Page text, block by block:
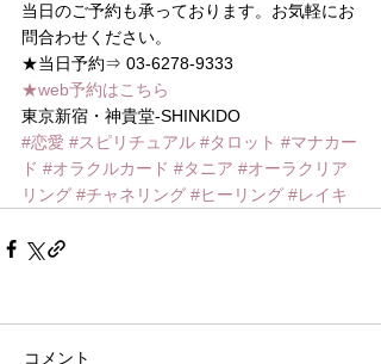
当日のご予約も承っております。お気軽にお
問合わせください。
★当日予約⇒ 03-6278-9333
★web予約はこちら
東京新宿・神貴堂-SHINKIDO
#恋愛 #スピリチュアル #タロット #マナカー
ド #オラクルカード #タニア #オーラクリア
リング #チャネリング #ヒーリング #レイキ
コメント